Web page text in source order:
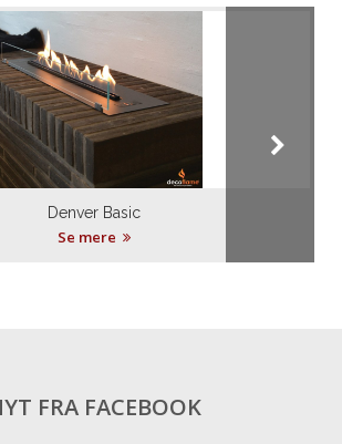
Denver Basic
Se mere
FRA FACEBOOK